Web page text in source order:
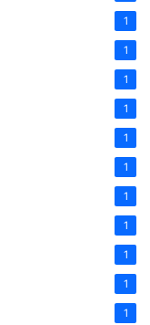
1
1
1
1
1
1
1
1
1
1
1